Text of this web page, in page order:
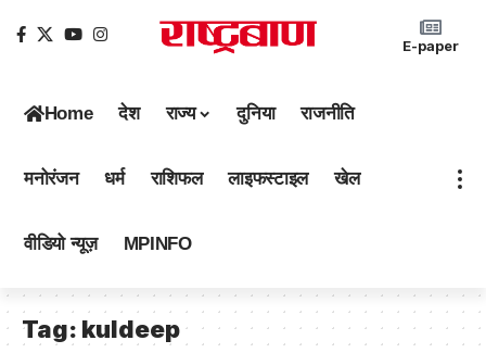
E-paper
Home देश राज्य दुनिया राजनीति
मनोरंजन धर्म राशिफल लाइफस्टाइल खेल
वीडियो न्यूज़ MPINFO
Tag: kuldeep